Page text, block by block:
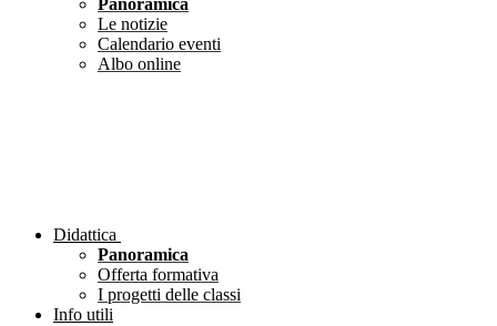
Panoramica
Le notizie
Calendario eventi
Albo online
Didattica
Panoramica
Offerta formativa
I progetti delle classi
Info utili